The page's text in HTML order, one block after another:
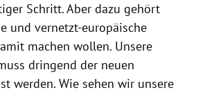
Schritt. Aber dazu gehört
und vernetzt-europäische
machen wollen. Unsere
dringend der neuen
werden. Wie sehen wir unsere